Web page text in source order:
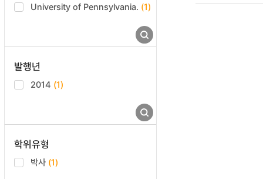
University of Pennsylvania. (1)
발행년
2014 (1)
학위유형
박사 (1)